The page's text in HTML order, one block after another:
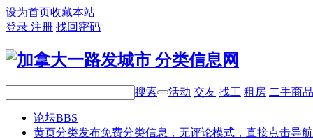
设为首页收藏本站
登录 注册 找回密码
搜索 活动 交友 找工 租房 二手商品
论坛BBS
黄页分类发布免费分类信息，无评论模式，直接点击导